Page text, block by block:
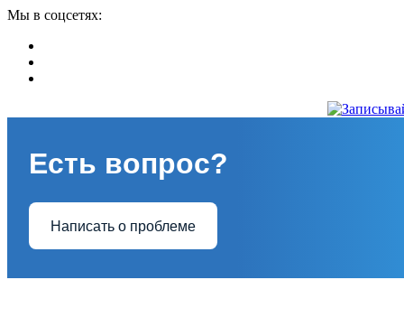
Мы в соцсетях:
Есть вопрос?
Написать о проблеме